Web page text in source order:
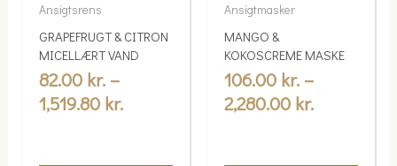
Ansigtsrens
GRAPEFRUGT & CITRON
MICELLÆRT VAND
82.00 kr. –
1,519.80 kr.
1,519.80 kr.
multiple
variants.
options
may
Ansigtmasker
MANGO &
KOKOSCREME MASKE
106.00 kr. –
2,280.00 kr.
2,280.00
multiple
variants.
options
may